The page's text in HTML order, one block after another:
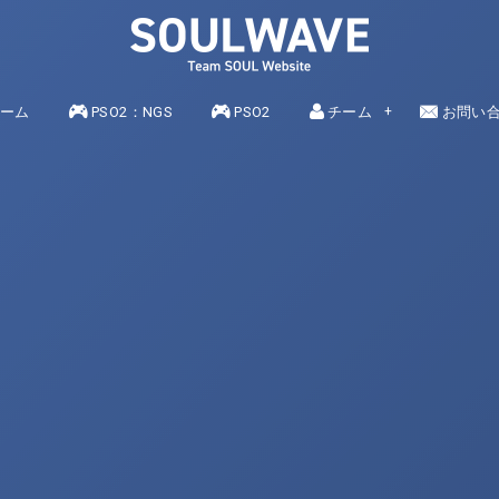
ム PSO2：NGS
NEW GENESIS PSO2
PSO2 チーム
TEAM お問い